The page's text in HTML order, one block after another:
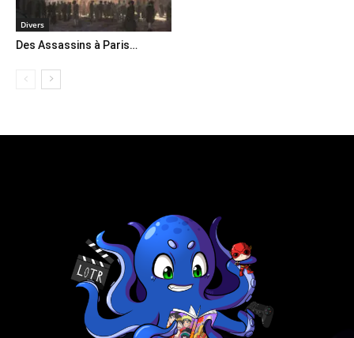
Divers
Des Assassins à Paris…